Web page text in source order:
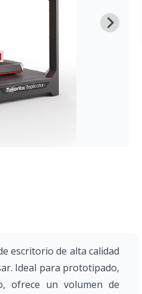
escritorio de alta calidad
Ideal para prototipado,
ofrece un volumen de